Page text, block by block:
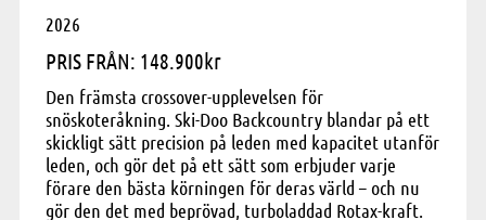
2026
PRIS FRÅN: 148.900kr
Den främsta crossover-upplevelsen för
snöskoteråkning. Ski-Doo Backcountry blandar på ett
skickligt sätt precision på leden med kapacitet utanför
leden, och gör det på ett sätt som erbjuder varje
förare den bästa körningen för deras värld – och nu
gör den det med beprövad, turboladdad Rotax-kraft.